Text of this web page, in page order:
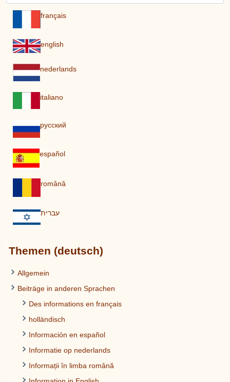
français
english
nederlands
italiano
pусский
español
românâ
עברית
Themen (deutsch)
Allgemein
Beiträge in anderen Sprachen
Des informations en français
holländisch
Información en español
Informatie op nederlands
Informații în limba română